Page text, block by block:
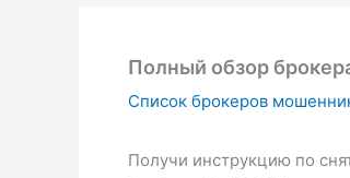
Полный обзор
Список брокеров
Получи инструкцию по